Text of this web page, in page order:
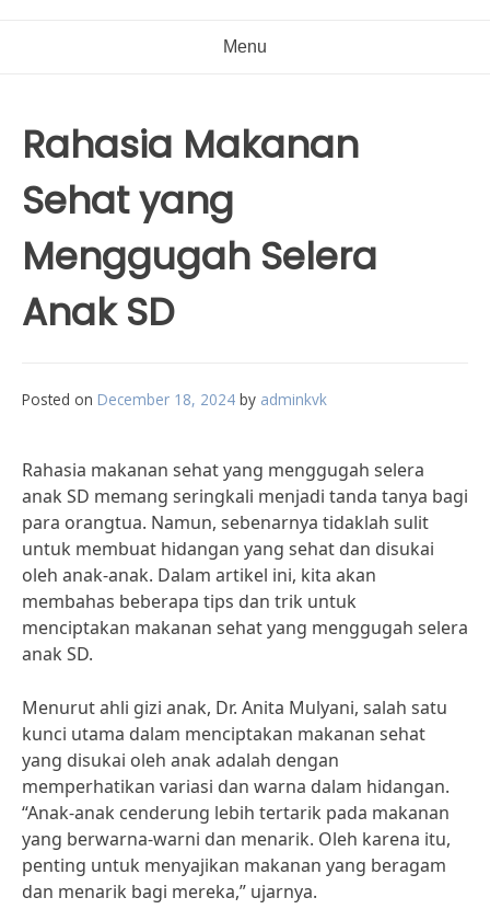
Menu
Rahasia Makanan
Sehat yang
Menggugah Selera
Anak SD
Posted on December 18, 2024 by adminkvk
Rahasia makanan sehat yang menggugah selera
anak SD memang seringkali menjadi tanda tanya bagi
para orangtua. Namun, sebenarnya tidaklah sulit
untuk membuat hidangan yang sehat dan disukai
oleh anak-anak. Dalam artikel ini, kita akan
membahas beberapa tips dan trik untuk
menciptakan makanan sehat yang menggugah selera
anak SD.
Menurut ahli gizi anak, Dr. Anita Mulyani, salah satu
kunci utama dalam menciptakan makanan sehat
yang disukai oleh anak adalah dengan
memperhatikan variasi dan warna dalam hidangan.
“Anak-anak cenderung lebih tertarik pada makanan
yang berwarna-warni dan menarik. Oleh karena itu,
penting untuk menyajikan makanan yang beragam
dan menarik bagi mereka,” ujarnya.